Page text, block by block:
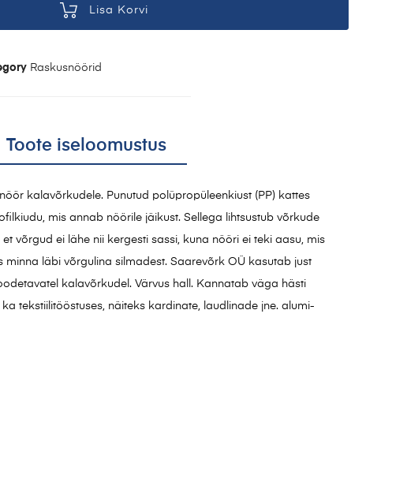
Lisa Korvi
Raskusnöörid
Toote iseloomustus
kalavõrkudele. Punutud polüpropüleenkiust (PP) kattes
mis annab nöörile jäikust. Sellega lihtsustub võrkude
et võrgud ei lähe nii kergesti sassi, kuna nööri ei teki aasu, mis
minna läbi võrgulina silmadest. Saarevõrk OÜ kasutab just
kalavõrkudel. Värvus hall. Kannatab väga hästi
tekstiilitööstuses, näiteks kardinate, laudlinade jne. alumi-